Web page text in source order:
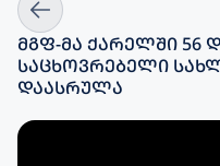
ᲛᲒᲤ-ᲛᲐ ᲥᲐᲠᲔᲚᲨᲘ 56
ᲡᲐᲪᲮᲝᲕᲠᲔᲑᲔᲚᲘ
ᲓᲐᲐᲡᲠᲣᲚᲐ